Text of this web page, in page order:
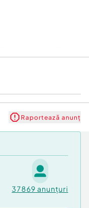
Raportează anunț
37869 anunțuri